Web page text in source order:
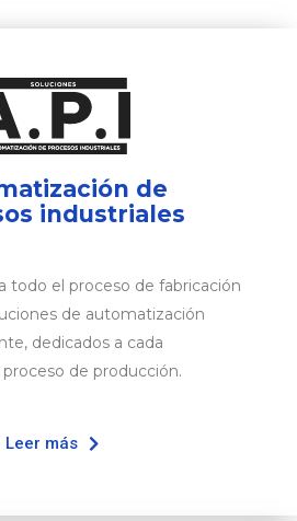
de
industriales
todo el proceso de fabricación
de automatización
dedicados a cada
de producción.
Leer más